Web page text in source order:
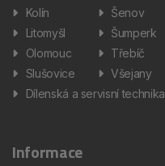
Kolín
Litomyšl
Olomouc
Slušovice
Šenov
Šumperk
Třebíč
Všejany
Dílenská a servisní technika
Informace